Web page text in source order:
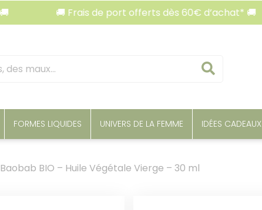
🚚 Frais de port offerts dès 60€ d’achat* 🚚
FORMES LIQUIDES UNIVERS DE LA FEMME IDÉES CADEAUX
Baobab BIO – Huile Végétale Vierge – 30 ml